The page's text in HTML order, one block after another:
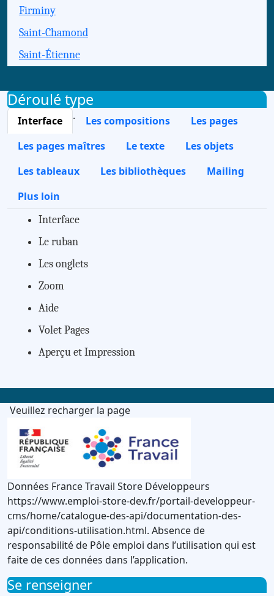
Firminy
Saint-Chamond
Saint-Étienne
Déroulé type
Interface . Les compositions
Les pages
Les pages maîtres
Le texte
Les objets
Les tableaux
Les bibliothèques
Mailing
Plus loin
Interface
Le ruban
Les onglets
Zoom
Aide
Volet Pages
Aperçu et Impression
Veuillez recharger la page
Données France Travail Store Développeurs
https://www.emploi-store-dev.fr/portail-developpeur-
cms/home/catalogue-des-api/documentation-des-
api/conditions-utilisation.html. Absence de
responsabilité de Pôle emploi dans l’utilisation qui est
faite de ces données dans l’application.
Se renseigner